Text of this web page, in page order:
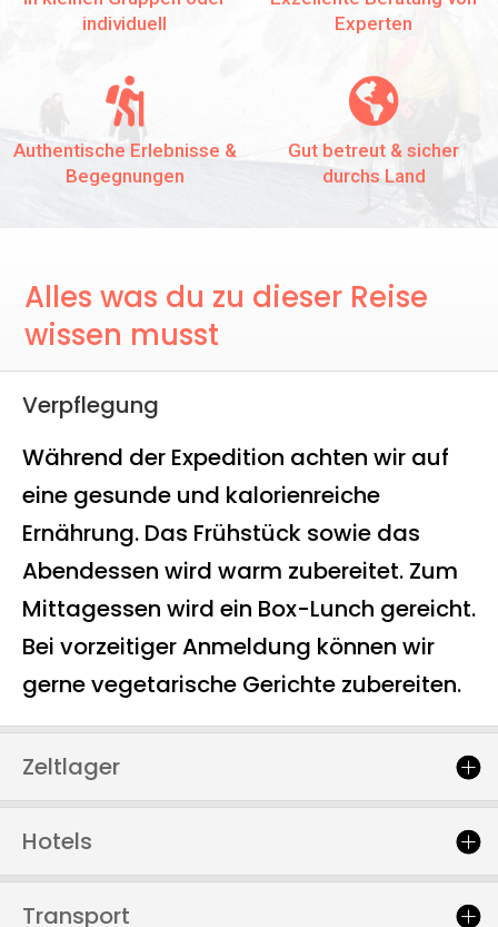
individuell
Experten

Authentische Erlebnisse &
Begegnungen

Gut betreut & sicher
durchs Land
Alles was du zu dieser Reise
wissen musst
Verpflegung
Während der Expedition achten wir auf
eine gesunde und kalorienreiche
Ernährung. Das Frühstück sowie das
Abendessen wird warm zubereitet. Zum
Mittagessen wird ein Box-Lunch gereicht.
Bei vorzeitiger Anmeldung können wir
gerne vegetarische Gerichte zubereiten.
Zeltlager
Hotels
Transport